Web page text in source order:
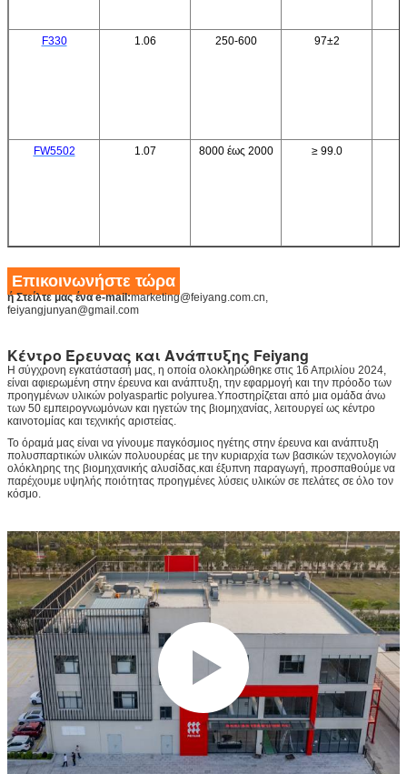
F330 1.06 250-600 97±2
FW5502 1.07 8000 έως 2000 ≥ 99.0
Επικοινωνήστε τώρα
ή Στείλτε μας ένα e-mail:marketing@feiyang.com.cn,
feiyangjunyan@gmail.com
Κέντρο Έρευνας και Ανάπτυξης Feiyang
Η σύγχρονη εγκατάστασή μας, η οποία ολοκληρώθηκε στις 16 Απριλίου 2024,
είναι αφιερωμένη στην έρευνα και ανάπτυξη, την εφαρμογή και την πρόοδο των
προηγμένων υλικών polyaspartic polyurea.Υποστηρίζεται από μια ομάδα άνω
των 50 εμπειρογνωμόνων και ηγετών της βιομηχανίας, λειτουργεί ως κέντρο
καινοτομίας και τεχνικής αριστείας.
Το όραμά μας είναι να γίνουμε παγκόσμιος ηγέτης στην έρευνα και ανάπτυξη
πολυσπαρτικών υλικών πολυουρέας με την κυριαρχία των βασικών τεχνολογιών
ολόκληρης της βιομηχανικής αλυσίδας.και έξυπνη παραγωγή, προσπαθούμε να
παρέχουμε υψηλής ποιότητας προηγμένες λύσεις υλικών σε πελάτες σε όλο τον
κόσμο.